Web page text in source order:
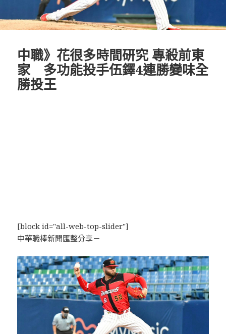
中職》花很多時間研究 專殺前東
家 多功能投手伍鐸4連勝變味全
勝投王
[block id="all-web-top-slider"]
中華職棒新聞匯整分享－